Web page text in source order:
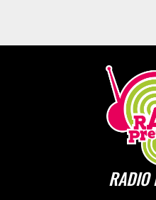
RADIO